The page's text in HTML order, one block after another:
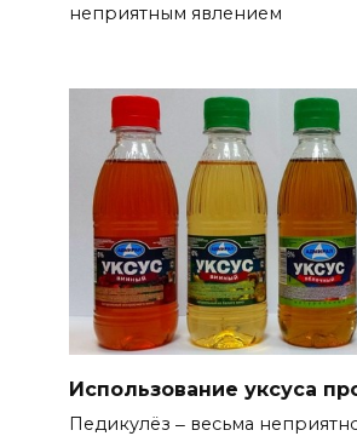
неприятным явлением
Использование уксуса
Педикулёз ‒ весьма